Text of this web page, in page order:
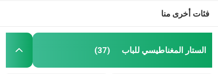
حقيبة شبكية منسوجة
شبك بلاستيكي
فئات أخرى منا
الستار المغناطيسي للباب (37)